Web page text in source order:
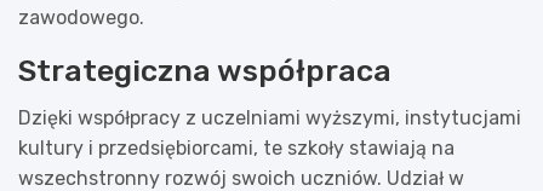
zawodowego.
Strategiczna współpraca
Dzięki współpracy z uczelniami wyższymi, instytucjami
kultury i przedsiębiorcami, te szkoły stawiają na
wszechstronny rozwój swoich uczniów. Udział w